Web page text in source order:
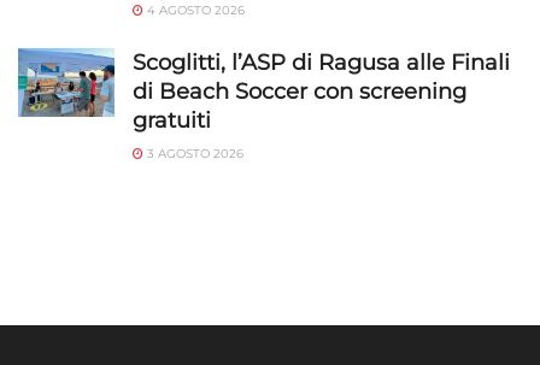
4 AGOSTO 2026
Scoglitti, l’ASP di Ragusa alle Finali
di Beach Soccer con screening
gratuiti
3 AGOSTO 2026